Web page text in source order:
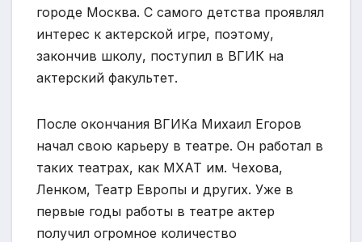
городе Москва. С самого детства проявлял
интерес к актерской игре, поэтому,
закончив школу, поступил в ВГИК на
актерский факультет.
После окончания ВГИКа Михаил Егоров
начал свою карьеру в театре. Он работал в
таких театрах, как МХАТ им. Чехова,
Ленком, Театр Европы и других. Уже в
первые годы работы в театре актер
получил огромное количество